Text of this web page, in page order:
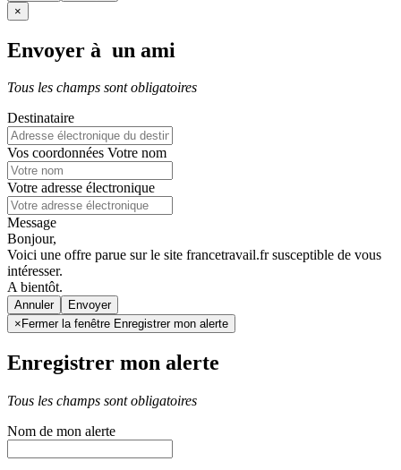
×
Envoyer à un ami
Tous les champs sont obligatoires
Destinataire
Vos coordonnées Votre nom
Votre adresse électronique
Message
Bonjour,
Voici une offre parue sur le site francetravail.fr susceptible de vous
intéresser.
A bientôt.
Annuler
× Fermer la fenêtre Enregistrer mon alerte
Enregistrer mon alerte
Tous les champs sont obligatoires
Nom de mon alerte